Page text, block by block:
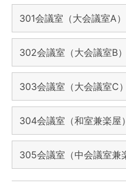
301会議室（大会議室A）
302会議室（大会議室B）
303会議室（大会議室C）
304会議室（和室兼楽屋）
305会議室（中会議室兼